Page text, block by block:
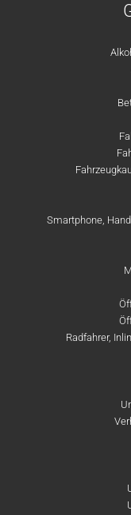
Smartphone,
Radfahrer,